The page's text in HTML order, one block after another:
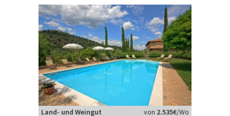
Land- und Weingut von 2.535€/Wo